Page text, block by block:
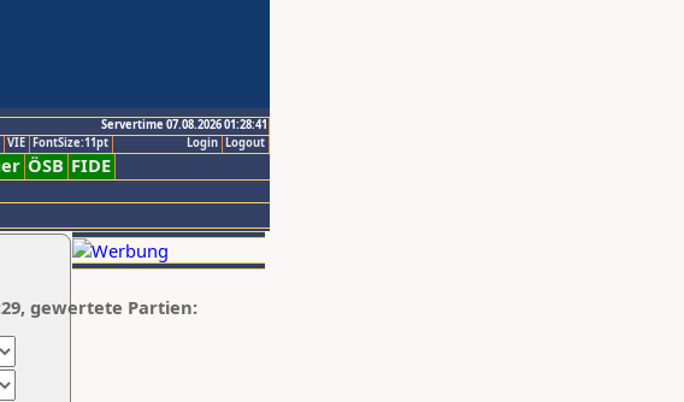
Servertime 07.08.2026 01:28:41
Logout
Login
VIE FontSize:11pt
ÖSB FIDE
gewertete Partien: